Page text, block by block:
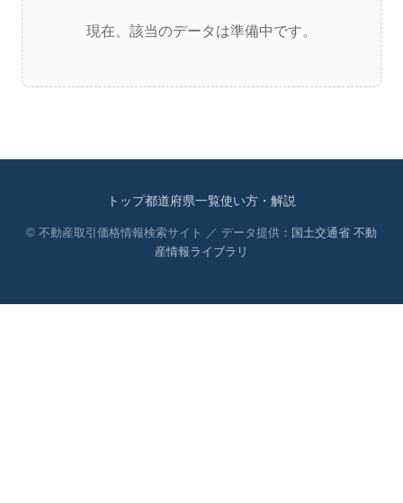
現在、該当のデータは準備中です。
トップ都道府県一覧使い方・解説
© 不動産取引価格情報検索サイト ／ データ提供： 国土交通省 不動
産情報ライブラリ